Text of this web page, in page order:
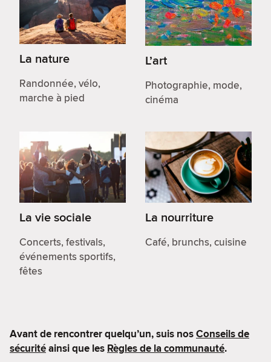
La nature
Randonnée, vélo,
marche à pied
L’art
Photographie, mode,
cinéma
La vie sociale
Concerts, festivals,
événements sportifs,
fêtes
La nourriture
Café, brunchs, cuisine
Avant de rencontrer quelqu’un, suis nosConseils de
sécuritéainsi que les Règles de la communauté.